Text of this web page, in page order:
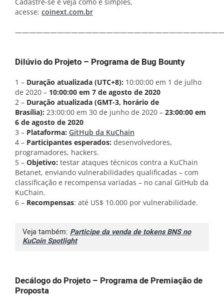
acesse: coinext.com.br
Dilúvio do Projeto – Programa de Bug Bounty
1 – Duração atualizada (UTC+8): 10:00:00 em 1 de julho
de 2020 – 10:00:00 em 7 de agosto de 2020
2 – Duração atualizada (GMT-3, horário de
Brasília): 23:00:00 em 30 de junho de 2020 – 23:00:00 em
6 de agosto de 2020
3 – Plataforma: GitHub da KuChain
4 – Participantes esperados: desenvolvedores,
programadores, hackers.
5 – Objetivo: testar ataques técnicos contra a KuChain
Betanet, enviando vulnerabilidades qualificadas – com
classificação e recompensa variadas – no canal GitHub da
KuChain.
6 – Recompensas: até US$ 10.000 por vulnerabilidade.
Veja também: Participe da venda de tokens BNS no
KuCoin Spotlight
Decálogo do Projeto – Programa de Premiação de
Proposta